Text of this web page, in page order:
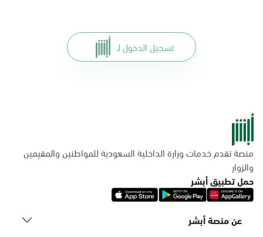
تسجيل الدخول لـ
منصة تقدم خدمات وزارة الداخلية السعودية للمواطنين والمقيمين
والزوار
حمل تطبيق أبشر
عن منصة أبشر